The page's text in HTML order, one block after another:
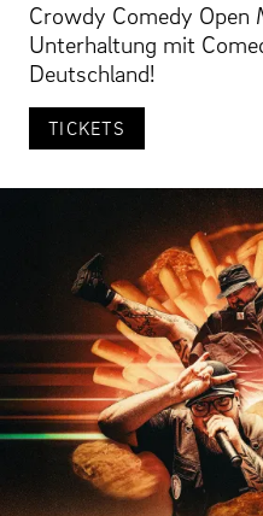
Crowdy Comedy
Unterhaltung mit
Deutschland!
TICKETS